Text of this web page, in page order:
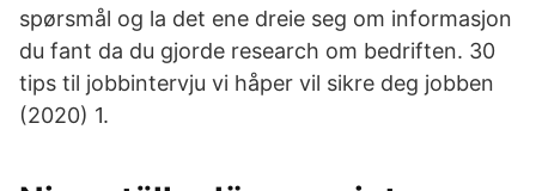
spørsmål og la det ene dreie seg om informasjon
du fant da du gjorde research om bedriften. 30
tips til jobbintervju vi håper vil sikre deg jobben
(2020) 1.